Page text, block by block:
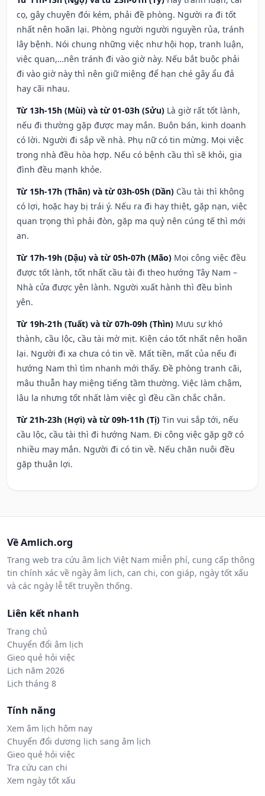
cọ, gây chuyện đói kém, phải đề phòng. Người ra đi tốt
nhất nên hoãn lại. Phòng người người nguyền rủa, tránh
lây bệnh. Nói chung những việc như hội họp, tranh luận,
việc quan,…nên tránh đi vào giờ này. Nếu bắt buộc phải
đi vào giờ này thì nên giữ miệng để hạn ché gây ẩu đả
hay cãi nhau.
Từ 13h-15h (Mùi) và từ 01-03h (Sửu) Là giờ rất tốt lành,
nếu đi thường gặp được may mắn. Buôn bán, kinh doanh
có lời. Người đi sắp về nhà. Phụ nữ có tin mừng. Mọi việc
trong nhà đều hòa hợp. Nếu có bệnh cầu thì sẽ khỏi, gia
đình đều mạnh khỏe.
Từ 15h-17h (Thân) và từ 03h-05h (Dần) Cầu tài thì không
có lợi, hoặc hay bị trái ý. Nếu ra đi hay thiệt, gặp nạn, việc
quan trọng thì phải đòn, gặp ma quỷ nên cúng tế thì mới
an.
Từ 17h-19h (Dậu) và từ 05h-07h (Mão) Mọi công việc đều
được tốt lành, tốt nhất cầu tài đi theo hướng Tây Nam –
Nhà cửa được yên lành. Người xuất hành thì đều bình
yên.
Từ 19h-21h (Tuất) và từ 07h-09h (Thìn) Mưu sự khó
thành, cầu lộc, cầu tài mờ mịt. Kiện cáo tốt nhất nên hoãn
lại. Người đi xa chưa có tin về. Mất tiền, mất của nếu đi
hướng Nam thì tìm nhanh mới thấy. Đề phòng tranh cãi,
mâu thuẫn hay miệng tiếng tầm thường. Việc làm chậm,
lâu la nhưng tốt nhất làm việc gì đều cần chắc chắn.
Từ 21h-23h (Hợi) và từ 09h-11h (Tị) Tin vui sắp tới, nếu
cầu lộc, cầu tài thì đi hướng Nam. Đi công việc gặp gỡ có
nhiều may mắn. Người đi có tin về. Nếu chăn nuôi đều
gặp thuận lợi.
Về Amlich.org
Trang web tra cứu âm lịch Việt Nam miễn phí, cung cấp thông
tin chính xác về ngày âm lịch, can chi, con giáp, ngày tốt xấu
và các ngày lễ tết truyền thống.
Liên kết nhanh
Trang chủ
Chuyển đổi âm lịch
Gieo quẻ hỏi việc
Lịch năm 2026
Lịch tháng 8
Tính năng
Xem âm lịch hôm nay
Chuyển đổi dương lịch sang âm lịch
Gieo quẻ hỏi việc
Tra cứu can chi
Xem ngày tốt xấu